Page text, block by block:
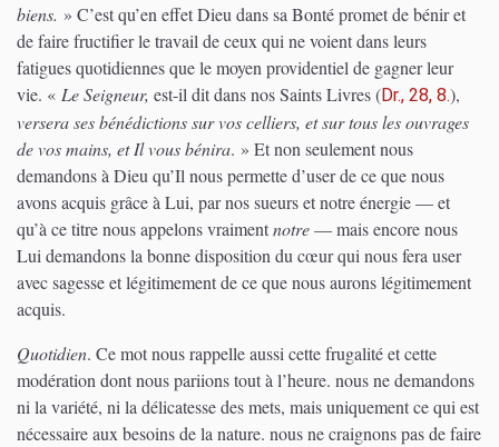
biens. » C’est qu’en effet Dieu dans sa Bonté promet de bénir et
de faire fructifier le travail de ceux qui ne voient dans leurs
fatigues quotidiennes que le moyen providentiel de gagner leur
vie. « Le Seigneur, est-il dit dans nos Saints Livres(Dr., 28, 8.),
versera ses bénédictions sur vos celliers, et sur tous les ouvrages
de vos mains, et Il vous bénira. » Et non seulement nous
demandons à Dieu qu’Il nous permette d’user de ce que nous
avons acquis grâce à Lui, par nos sueurs et notre énergie — et
qu’à ce titre nous appelons vraimentnotre— mais encore nous
Lui demandons la bonne disposition du cœur qui nous fera user
avec sagesse et légitimement de ce que nous aurons légitimement
acquis.
Quotidien. Ce mot nous rappelle aussi cette frugalité et cette
modération dont nous pariions tout à l’heure. nous ne demandons
ni la variété, ni la délicatesse des mets, mais uniquement ce qui est
nécessaire aux besoins de la nature. nous ne craignons pas de faire